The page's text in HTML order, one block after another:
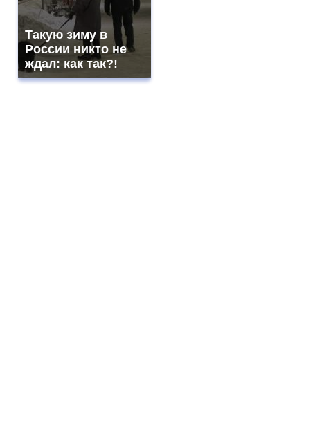
Такую зиму в
России никто не
ждал: как так?!